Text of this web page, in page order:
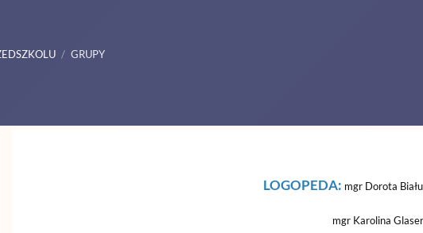
/ GRUPY
LOGOPEDA: mgr Dorota
mgr Karolina